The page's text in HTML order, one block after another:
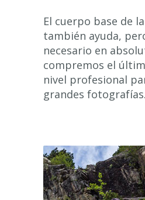
El cuerpo base de
también ayuda,
necesario en
compremos el
nivel profesional
grandes fotografías.